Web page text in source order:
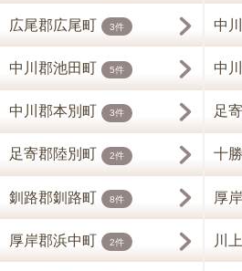
広尾郡広尾町 3件 中
中川郡池田町 5件 中
中川郡本別町 3件 足
足寄郡陸別町 2件 十
釧路郡釧路町 8件 厚
厚岸郡浜中町 2件 川